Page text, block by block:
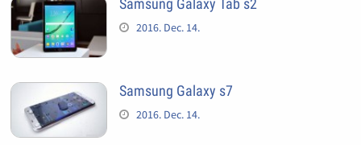
Samsung Galaxy Tab s2
2016. Dec. 14.
Samsung Galaxy s7
2016. Dec. 14.